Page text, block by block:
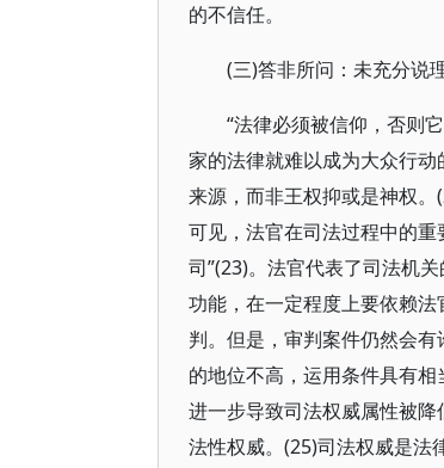
的不信任。
(三)答非所问：未充分说
“法律必须被信仰，否则
家的法律就难以成为大众行
来源，而非王权抑或是神权
可见，法官在司法过程中的
司”(23)。法官代表了司法机
功能，在一定程度上要依赖
判。但是，审判案件仍然会
的地位不高，运用条件具有
进一步导致司法权威属性被
法性权威。(25)司法权威是法